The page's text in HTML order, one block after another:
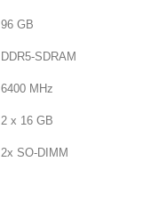
96 GB
DDR5-SDRAM
6400 MHz
2 x 16 GB
2x SO-DIMM